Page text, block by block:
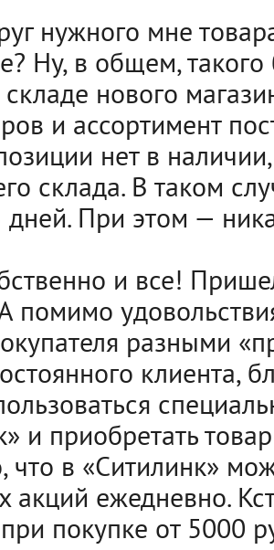
нужного мне
Ну, в общем,
нового
и ассортимент
нет в
склада. В таком
дней. При этом —
и все!
помимо
разными
клиента,
и приобретать
что в «Ситилинк»
акций ежедневно.
покупке от 5000